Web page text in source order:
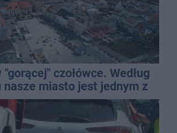
czołówce. Według
nasze miasto jest jednym z
na upały